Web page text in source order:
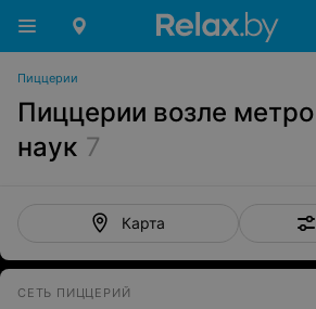
Пиццерии
Пиццерии возле
наук 7
Карта
СЕТЬ ПИЦЦЕРИЙ